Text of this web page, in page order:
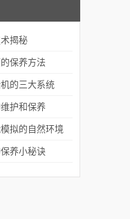
揭秘
保养方法
的三大系统
护和保养
拟的自然环境
养小秘诀